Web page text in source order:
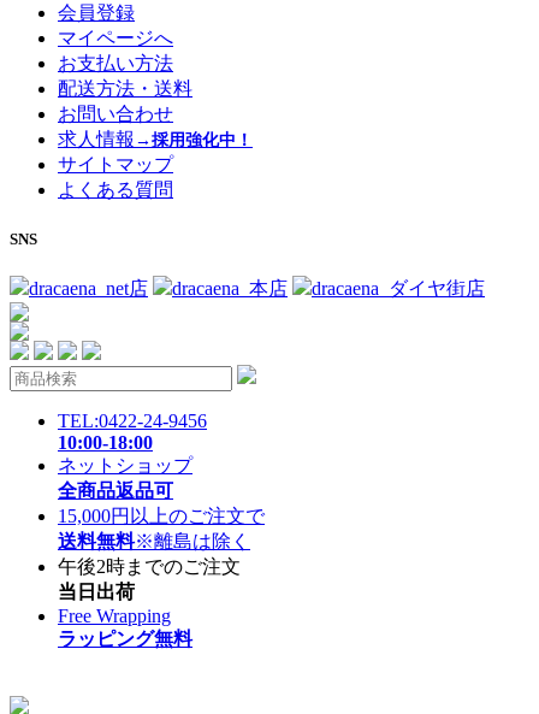
会員登録
マイページへ
お支払い方法
配送方法・送料
お問い合わせ
求人情報 →採用強化中！
サイトマップ
よくある質問
SNS
dracaena_net店 dracaena_本店 dracaena_ダイヤ街店
TEL:0422-24-9456
10:00-18:00
ネットショップ
全商品返品可
15,000円以上のご注文で
送料無料※離島は除く
午後2時までのご注文
当日出荷
Free Wrapping
ラッピング無料